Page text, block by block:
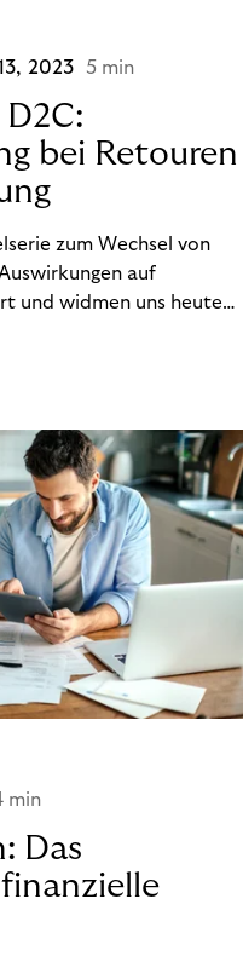
2023 5 min
bei Retouren
zum Wechsel von
auf
und widmen uns heute
min
Das